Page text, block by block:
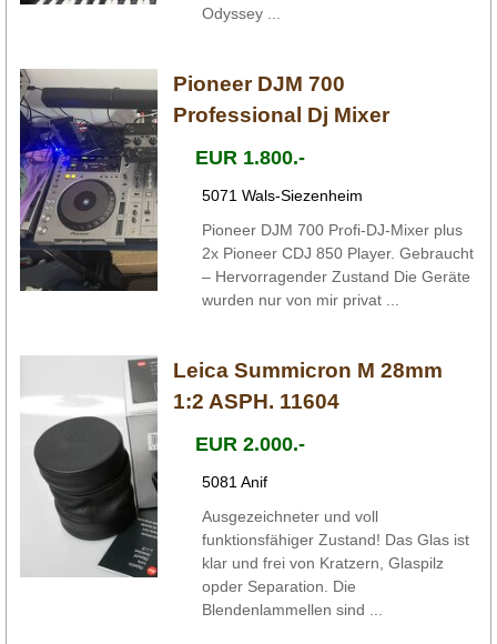
Odyssey ...
Pioneer DJM 700
Professional Dj Mixer
EUR 1.800.-
5071 Wals-Siezenheim
Pioneer DJM 700 Profi-DJ-Mixer plus
2x Pioneer CDJ 850 Player. Gebraucht
– Hervorragender Zustand Die Geräte
wurden nur von mir privat ...
Leica Summicron M 28mm
1:2 ASPH. 11604
EUR 2.000.-
5081 Anif
Ausgezeichneter und voll
funktionsfähiger Zustand! Das Glas ist
klar und frei von Kratzern, Glaspilz
opder Separation. Die
Blendenlammellen sind ...